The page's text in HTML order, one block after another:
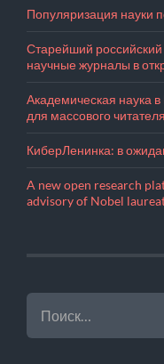
Популяризация науки
Старейший
научные журналы в
Академическая наука
для массового читателя
КиберЛенинка: в
A new open research
advisory of Nobel
НАЙТИ: